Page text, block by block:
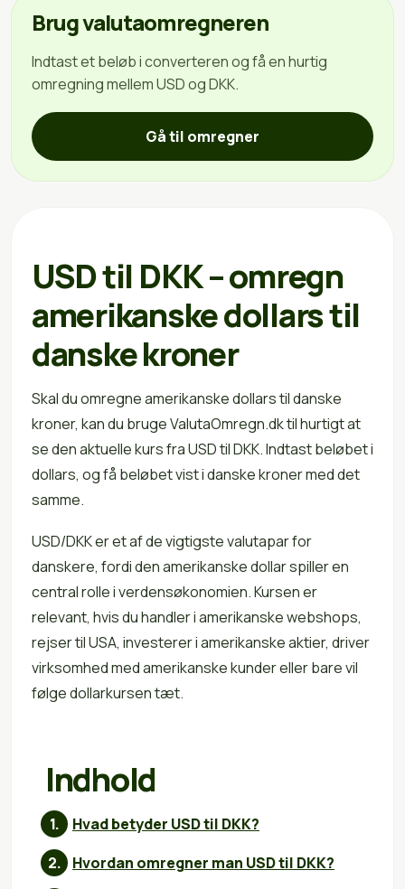
Brug valutaomregneren
Indtast et beløb i converteren og få en hurtig
omregning mellem USD og DKK.
Gå til omregner
USD til DKK – omregn
amerikanske dollars til
danske kroner
Skal du omregne amerikanske dollars til danske
kroner, kan du bruge ValutaOmregn.dk til hurtigt at
se den aktuelle kurs fra USD til DKK. Indtast beløbet i
dollars, og få beløbet vist i danske kroner med det
samme.
USD/DKK er et af de vigtigste valutapar for
danskere, fordi den amerikanske dollar spiller en
central rolle i verdensøkonomien. Kursen er
relevant, hvis du handler i amerikanske webshops,
rejser til USA, investerer i amerikanske aktier, driver
virksomhed med amerikanske kunder eller bare vil
følge dollarkursen tæt.
Indhold
Hvad betyder USD til DKK?
Hvordan omregner man USD til DKK?